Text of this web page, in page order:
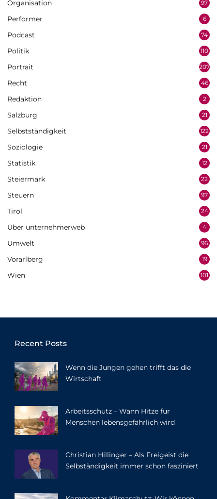
Organisation 97
Performer 6
Podcast 74
Politik 110
Portrait 207
Recht 46
Redaktion 2
Salzburg 21
Selbstständigkeit 122
Soziologie 21
Statistik 12
Steiermark 22
Steuern 97
Tirol 24
Über unternehmerweb 4
Umwelt 96
Vorarlberg 19
Wien 101
Recent Posts
Wenn die Jungen gehen trifft das die
Wirtschaft
Arbeitsschutz – Wann Hitze für
Menschen lebensgefährlich wird
Christian Hillinger – Als Freigeist die
Selbständigkeit immer schon fasziniert